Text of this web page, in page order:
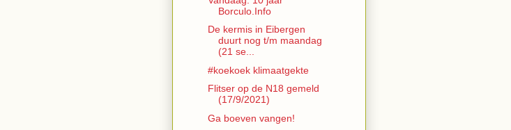
Borculo.Info
De kermis in Eibergen
duurt nog t/m maandag
(21 se...
#koekoek klimaatgekte
Flitser op de N18 gemeld
(17/9/2021)
Ga boeven vangen!